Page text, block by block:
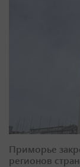
Приморье
регионов